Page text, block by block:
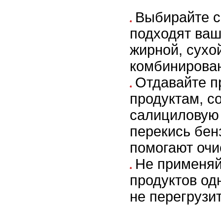
Выбирайте
подходят
жирной,
Отдавайте
продуктам,
перекись
помогают
Не
продуктов
не